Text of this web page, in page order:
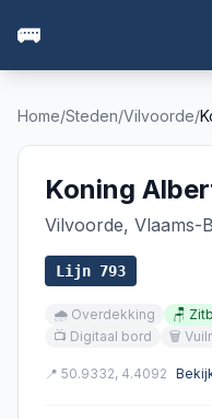
🚌
Home/Steden/Vilvoorde/
Koning
Vilvoorde, Vlaams-
Lijn 793
🌧️ Overdekking 🪑
📺 Digitaal bord 🗑️
📍 50.9332, 4.4092